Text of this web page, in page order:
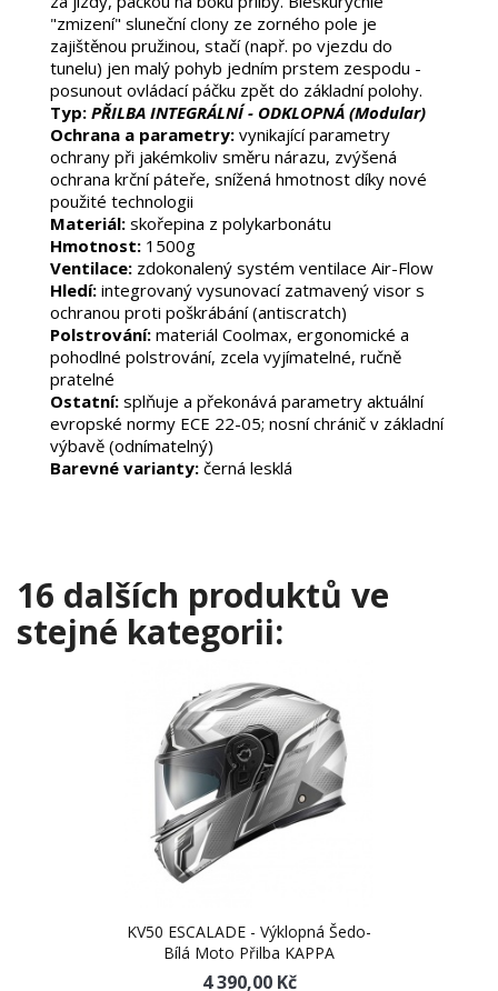
"zmizení" sluneční clony ze zorného pole je
zajištěnou pružinou, stačí (např. po vjezdu do
tunelu) jen malý pohyb jedním prstem zespodu -
posunout ovládací páčku zpět do základní polohy.
Typ: PŘILBA INTEGRÁLNÍ - ODKLOPNÁ (Modular)
Ochrana a parametry: vynikající parametry
ochrany při jakémkoliv směru nárazu, zvýšená
ochrana krční páteře, snížená hmotnost díky nové
použité technologii
Materiál: skořepina z polykarbonátu
Hmotnost: 1500g
Ventilace: zdokonalený systém ventilace Air-Flow
Hledí: integrovaný vysunovací zatmavený visor s
ochranou proti poškrábání (antiscratch)
Polstrování: materiál Coolmax, ergonomické a
pohodlné polstrování, zcela vyjímatelné, ručně
pratelné
Ostatní: splňuje a překonává parametry aktuální
evropské normy ECE 22-05; nosní chránič v základní
výbavě (odnímatelný)
Barevné varianty: černá lesklá
16 dalších produktů ve
stejné kategorii:
KV50 ESCALADE - Výklopná Šedo-
Bílá Moto Přilba KAPPA
4 390,00 Kč